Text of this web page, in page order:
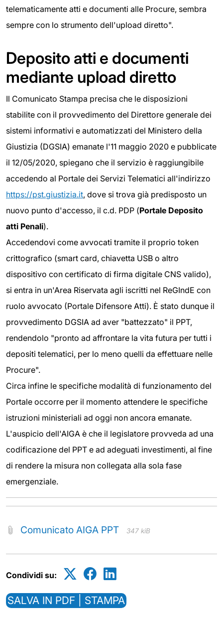
telematicamente atti e documenti alle Procure, sembra
sempre con lo strumento dell'upload diretto".
Deposito atti e documenti
mediante upload diretto
Il Comunicato Stampa precisa che le disposizioni
stabilite con il provvedimento del Direttore generale dei
sistemi informativi e automatizzati del Ministero della
Giustizia (DGSIA) emanate l'11 maggio 2020 e pubblicate
il 12/05/2020, spiegano che il servizio è raggiungibile
accedendo al Portale dei Servizi Telematici all'indirizzo
https://pst.giustizia.it, dove si trova già predisposto un
nuovo punto d'accesso, il c.d. PDP (Portale Deposito
atti Penali).
Accedendovi come avvocati tramite il proprio token
crittografico (smart card, chiavetta USB o altro
dispositivo con certificato di firma digitale CNS valido),
si entra in un'Area Riservata agli iscritti nel ReGIndE con
ruolo avvocato (Portale Difensore Atti). È stato dunque il
provvedimento DGSIA ad aver "battezzato" il PPT,
rendendolo "pronto ad affrontare la vita futura per tutti i
depositi telematici, per lo meno quelli da effettuare nelle
Procure".
Circa infine le specifiche modalità di funzionamento del
Portale occorre per il momento attendere le specifiche
istruzioni ministeriali ad oggi non ancora emanate.
L'auspicio dell'AIGA è che il legislatore provveda ad una
codificazione del PPT e ad adeguati investimenti, al fine
di rendere la misura non collegata alla sola fase
emergenziale.
Comunicato AIGA PPT 347 kiB
Condividi su:
SALVA IN PDF | STAMPA